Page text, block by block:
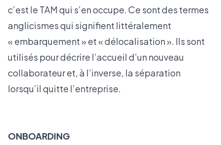
c’est le TAM qui s’en occupe. Ce sont des termes
anglicismes qui signifient littéralement
« embarquement » et « délocalisation ». Ils sont
utilisés pour décrire l’accueil d’un nouveau
collaborateur et, à l’inverse, la séparation
lorsqu’il quitte l’entreprise.
ONBOARDING